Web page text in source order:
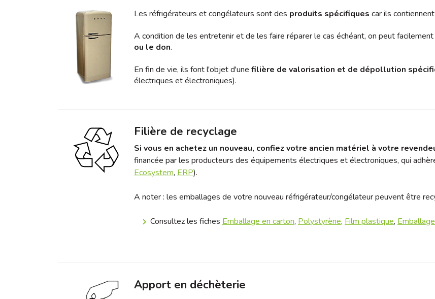
Les réfrigérateurs et congélateurs sont des produits spécifiques car ils
A condition de les entretenir et de les faire réparer le cas échéant, on peut facilement
ou le don.
En fin de vie, ils font l'objet d'une filière de valorisation et de dépollution
électriques et électroniques).
Filière de recyclage
Si vous en achetez un nouveau, confiez votre ancien matériel à votre
financée par les producteurs des équipements électriques et électroniques, qui
Ecosystem, ERP).
A noter : les emballages de votre nouveau réfrigérateur/congélateur peuvent être
Consultez les fiches Emballage en carton, Polystyrène, Film plastique,
Apport en déchèterie